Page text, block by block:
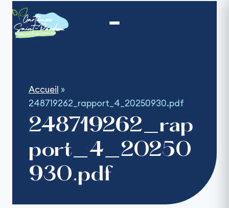
contenu
Accueil »
248719262_rapport_4_20250930.pdf
248719262_rap
port_4_20250
930.pdf